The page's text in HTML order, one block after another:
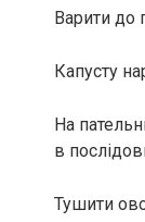
Варити до
Капусту
На
в
Тушити